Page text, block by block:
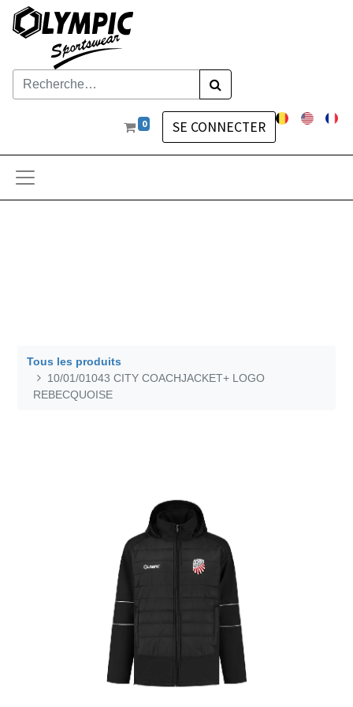
0 SE CONNECTER
Tous les produits
10/01/01043 CITY COACHJACKET+ LOGO
REBECQUOISE